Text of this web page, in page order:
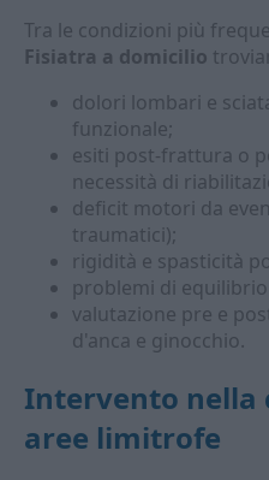
Tra le condizioni più
Fisiatra a domicilio
dolori lombari e
funzionale;
esiti post-frattura o
necessità di
deficit motori da
traumatici);
rigidità e spasticità
problemi di
valutazione pre e
d'anca e ginocchio.
Intervento nella
aree limitrofe